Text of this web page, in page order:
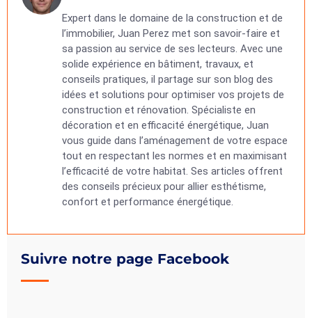
Suivre notre page Facebook
Expert dans le domaine de la construction et de
l’immobilier, Juan Perez met son savoir-faire et
sa passion au service de ses lecteurs. Avec une
solide expérience en bâtiment, travaux, et
conseils pratiques, il partage sur son blog des
idées et solutions pour optimiser vos projets de
construction et rénovation. Spécialiste en
décoration et en efficacité énergétique, Juan
vous guide dans l’aménagement de votre espace
tout en respectant les normes et en maximisant
l’efficacité de votre habitat. Ses articles offrent
des conseils précieux pour allier esthétisme,
confort et performance énergétique.